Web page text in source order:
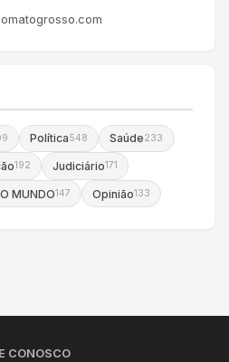
Política548 Saúde233
192 Judiciário171
MUNDO147 Opinião133
CONOSCO